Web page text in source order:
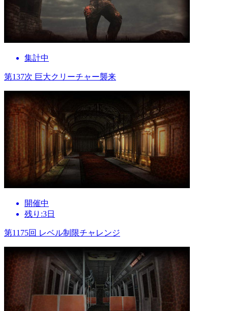
集計中
第137次 巨大クリーチャー襲来
開催中
残り:3日
第1175回 レベル制限チャレンジ